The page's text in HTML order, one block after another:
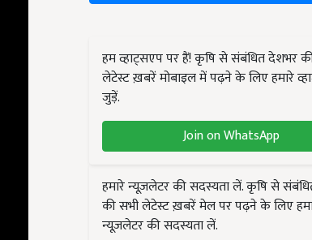
हम व्हाट्सएप पर हैं! कृषि से संबंधित देशभर
लेटेस्ट ख़बरें मोबाइल में पढ़ने के लिए हमारे
जुड़ें.
Join on WhatsApp
हमारे न्यूज़लेटर की सदस्यता लें. कृषि से
की सभी लेटेस्ट ख़बरें मेल पर पढ़ने के लिए
न्यूज़लेटर की सदस्यता लें.